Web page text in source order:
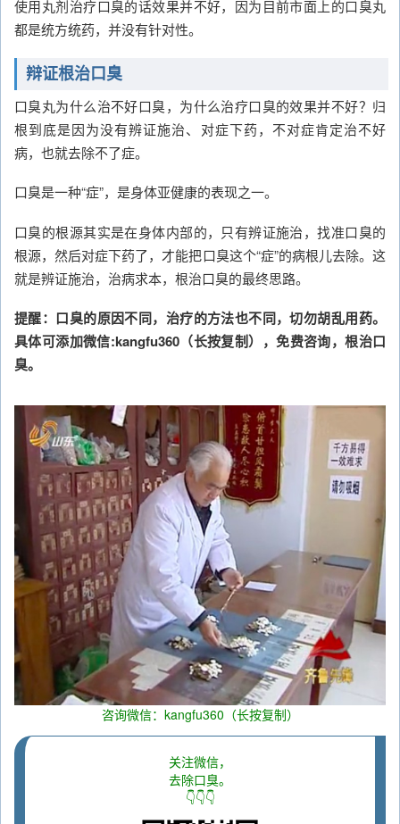
使用丸剂治疗口臭的话效果并不好，因为目前市面上的口臭丸
都是统方统药，并没有针对性。
辩证根治口臭
口臭丸为什么治不好口臭，为什么治疗口臭的效果并不好？归
根到底是因为没有辨证施治、对症下药，不对症肯定治不好
病，也就去除不了症。
口臭是一种“症”，是身体亚健康的表现之一。
口臭的根源其实是在身体内部的，只有辨证施治，找准口臭的
根源，然后对症下药了，才能把口臭这个“症”的病根儿去除。这
就是辨证施治，治病求本，根治口臭的最终思路。
提醒：口臭的原因不同，治疗的方法也不同，切勿胡乱用药。
具体可添加微信:kangfu360（长按复制），免费咨询，根治口
臭。
咨询微信：kangfu360（长按复制）
关注微信，
去除口臭。
👇👇👇